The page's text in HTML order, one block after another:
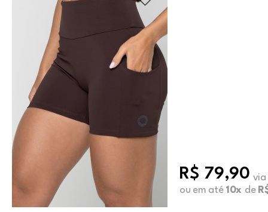
R$ 79,90 via
ou em até 10x de